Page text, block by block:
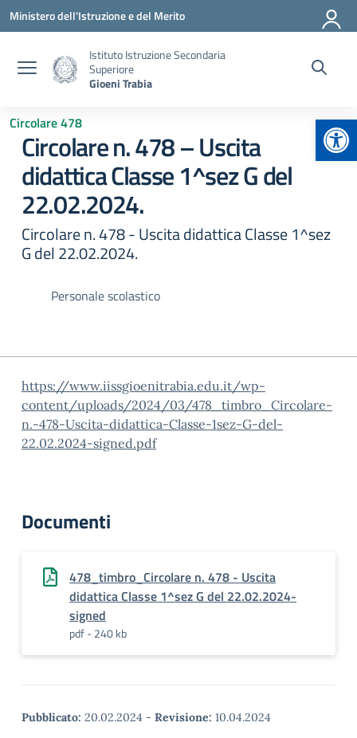
Vai ai contenuti
Vai al menu di navigazione
Vai al footer
Ministero dell'Istruzione e del Merito
Istituto Istruzione Secondaria
Superiore
Gioeni Trabia
Circolare 478
Circolare n. 478 – Uscita
didattica Classe 1^sez G del
22.02.2024.
Circolare n. 478 - Uscita didattica Classe 1^sez
G del 22.02.2024.
Personale scolastico
https://www.iissgioenitrabia.edu.it/wp-
content/uploads/2024/03/478_timbro_Circolare-
n.-478-Uscita-didattica-Classe-1sez-G-del-
22.02.2024-signed.pdf
Documenti
478_timbro_Circolare n. 478 - Uscita
didattica Classe 1^sez G del 22.02.2024-
signed
pdf - 240 kb
Pubblicato: 20.02.2024 - Revisione: 10.04.2024